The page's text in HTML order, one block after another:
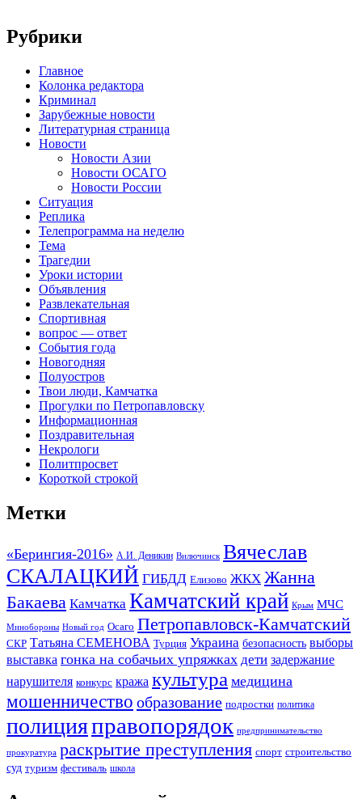
Рубрики
Главное
Колонка редактора
Криминал
Зарубежные новости
Литературная страница
Новости
Новости Азии
Новости ОСАГО
Новости России
Ситуация
Реплика
Телепрограмма на неделю
Тема
Трагедии
Уроки истории
Объявления
Развлекательная
Спортивная
вопрос — ответ
События года
Новогодняя
Полуостров
Твои люди, Камчатка
Прогулки по Петропавловску
Информационная
Поздравительная
Некрологи
Политпросвет
Короткой строкой
Метки
«Берингия-2016» А.И. Деникин Вилючинск Вячеслав
СКАЛАЦКИЙ ГИБДД Елизово ЖКХ Жанна
Бакаева Камчатка Камчатский край Крым МЧС
Минобороны Новый год Осаго Петропавловск-Камчатский
СКР Татьяна СЕМЕНОВА Турция Украина безопасность выборы
выставка гонка на собачьих упряжках дети задержание
нарушителя конкурс кража культура медицина
мошенничество образование подростки политика
полицияправопорядок предпринимательство
прокуратура раскрытие преступления спорт строительство
суд туризм фестиваль школа